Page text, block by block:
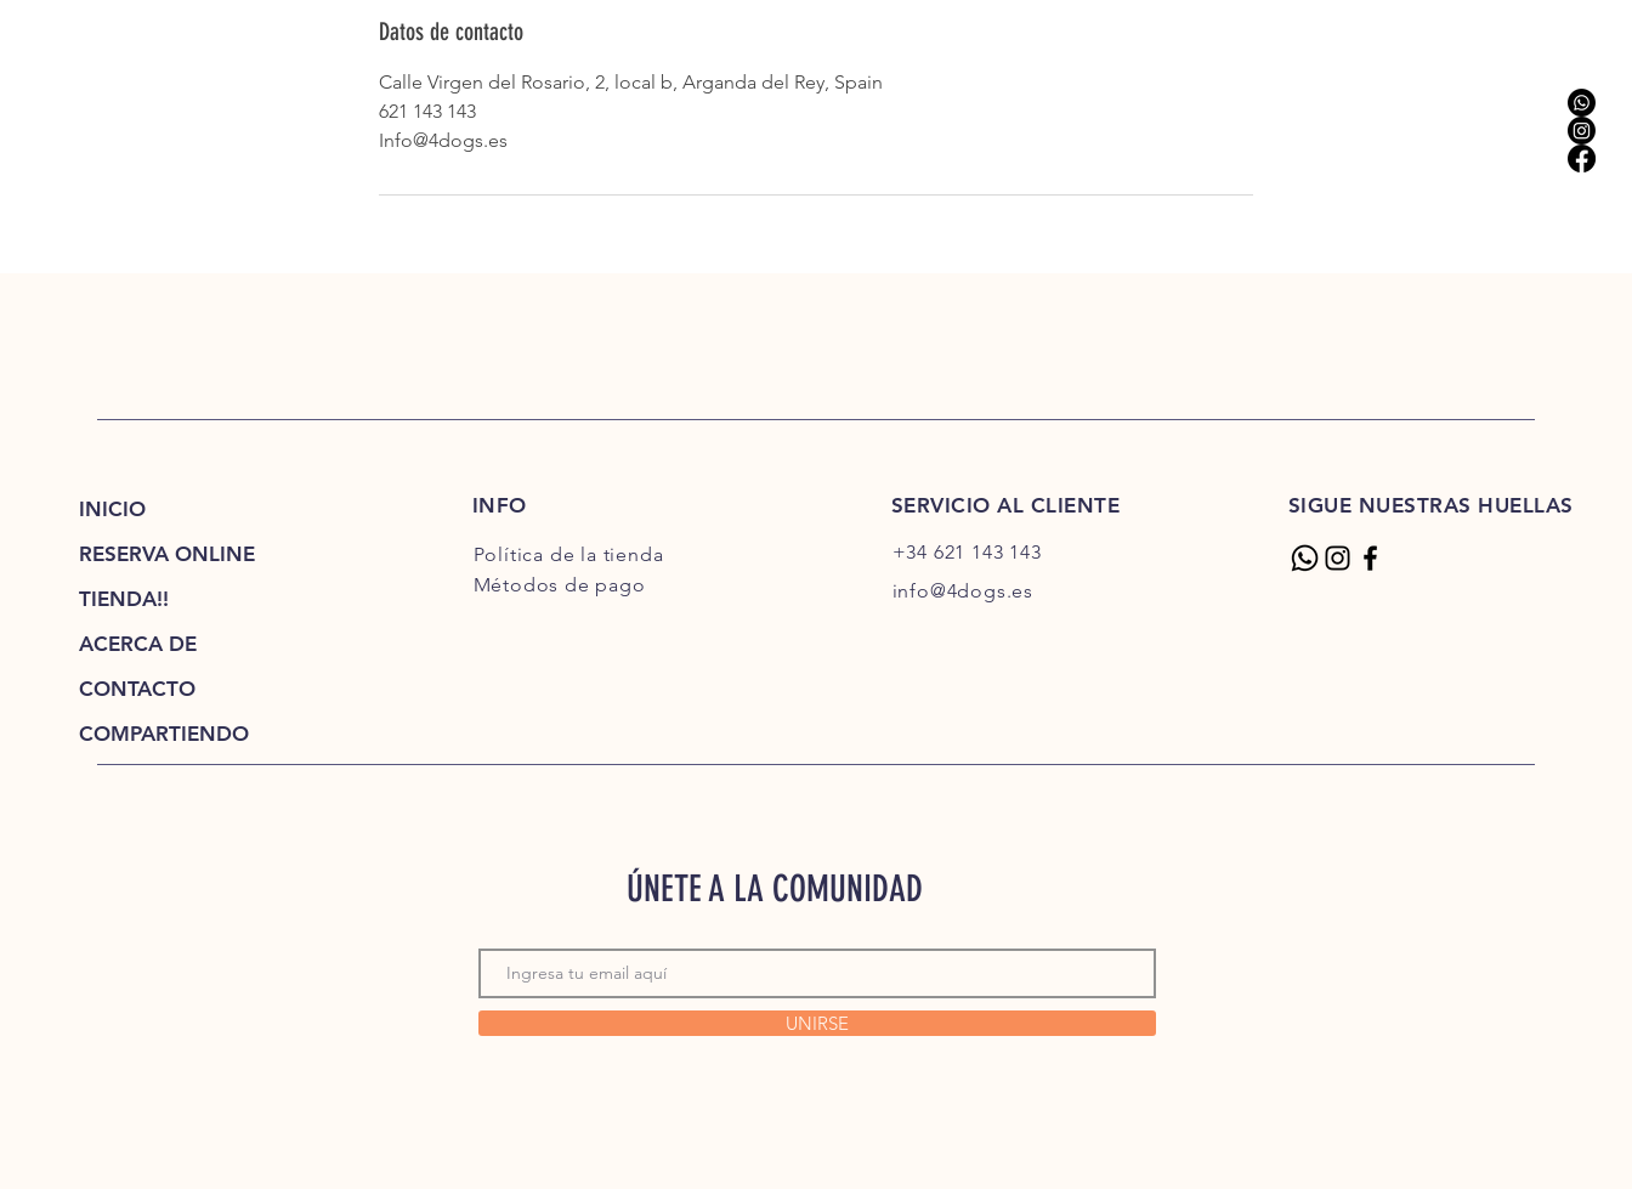
Datos de contacto
Calle Virgen del Rosario, 2, local b, Arganda del Rey, Spain
621 143 143
Info@4dogs.es
INICIO
RESERVA ONLINE
TIENDA!!
ACERCA DE
CONTACTO
COMPARTIENDO
INFO
Política de la tienda
Métodos de pago
SERVICIO AL CLIENTE
+34 621 143 143
info@4dogs.es
SIGUE NUESTRAS HUELLAS
ÚNETE A LA COMUNIDAD
UNIRSE